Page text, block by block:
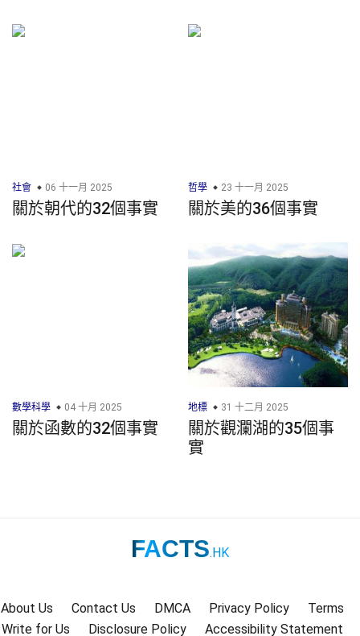
社會 06 十一月 2025
關於朝代的32個事實
哲學 23 十一月 2025
關於美的36個事實
數學科學 04 十月 2025
關於函數的32個事實
地標 31 十二月 2025
關於觀瀾湖的35個事
實
FACTS.HK
About Us Contact Us DMCA Privacy Policy
Terms
Write for Us
Disclosure Policy Accessibility Statement